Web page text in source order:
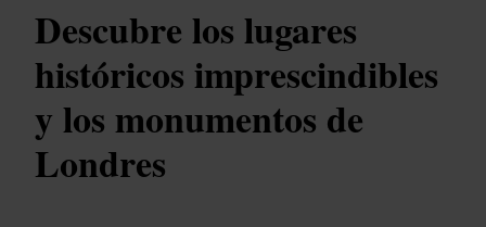
Descubre los lugares
históricos imprescindibles
y los monumentos de
Londres